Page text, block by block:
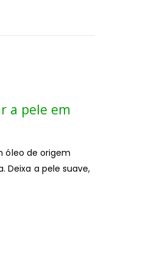
a pele em
óleo de origem
Deixa a pele suave,